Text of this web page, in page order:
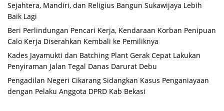
Sejahtera, Mandiri, dan Religius Bangun Sukawijaya Lebih
Baik Lagi
Beri Perlindungan Pencari Kerja, Kendaraan Korban Penipuan
Calo Kerja Diserahkan Kembali ke Pemiliknya
Kades Jayamukti dan Batching Plant Gerak Cepat Lakukan
Penyiraman Jalan Tegal Danas Darurat Debu
Pengadilan Negeri Cikarang Sidangkan Kasus Penganiayaan
dengan Pelaku Anggota DPRD Kab Bekasi